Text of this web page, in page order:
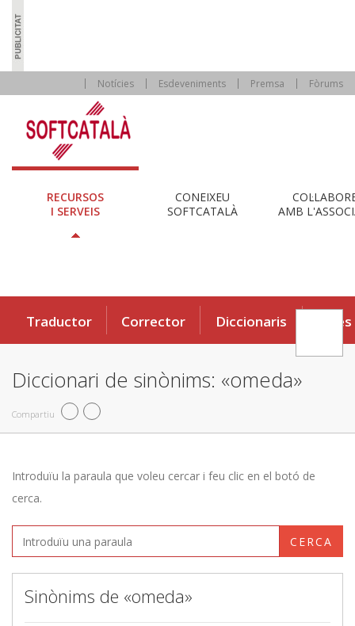
Notícies Esdeveniments Premsa Fòrums
RECURSOS
I SERVEIS
CONEIXEU
SOFTCATALÀ
AMB
Traductor Corrector Diccionaris Eines
Diccionari de sinònims: «omeda»
Compartiu
Introduïu la paraula que voleu cercar i feu clic en el botó de
cerca.
CERCA
Sinònims de «omeda»